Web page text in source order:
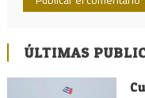
ÚLTIMAS